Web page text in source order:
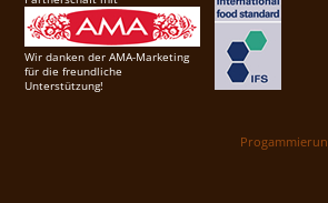
Wir danken der AMA-Marketing
für die freundliche
Unterstützung!